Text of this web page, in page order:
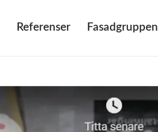
Referenser Fasadgruppen